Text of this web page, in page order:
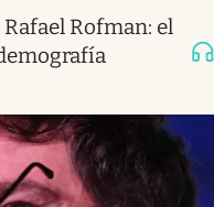
Rofman: el